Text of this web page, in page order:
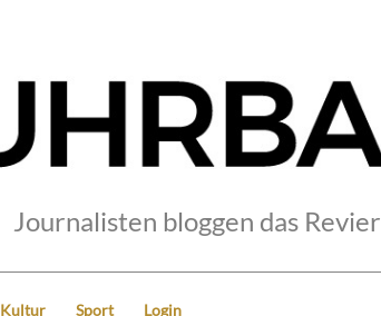
Journalisten bloggen das Revier
Kultur Sport Login